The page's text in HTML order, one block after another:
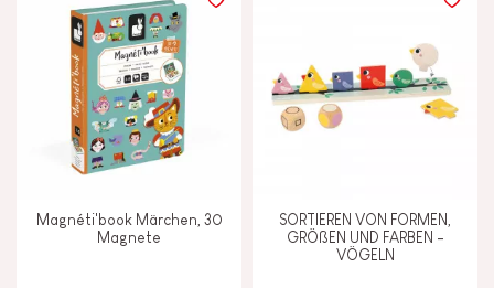
Magnéti'book Märchen, 30
Magnete
SORTIEREN VON FORMEN,
GRÖßEN UND FARBEN -
VÖGELN